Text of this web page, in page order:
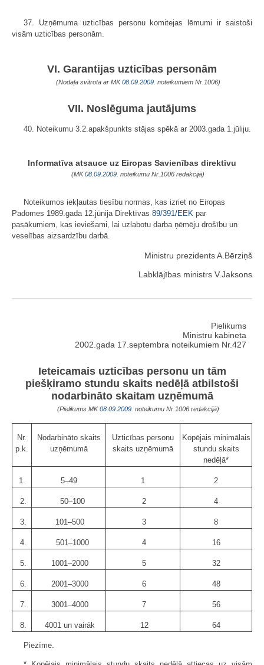
37. Uzņēmuma uzticības personu komitejas lēmumi ir saistoši
visām uzticības personām.
VI. Garantijas uzticības personām
(Nodaļa svītrota ar MK08.09.2009. noteikumiem Nr.1006)
VII. Noslēguma jautājums
40. Noteikumu 3.2.apakšpunkts stājas spēkā ar 2003.gada 1.jūliju.
Informatīva atsauce uz Eiropas Savienības direktīvu
(MK08.09.2009. noteikumu Nr.1006 redakcijā)
Noteikumos iekļautas tiesību normas, kas izriet no Eiropas
Padomes 1989.gada 12.jūnija Direktīvas 89/391/EEK par
pasākumiem, kas ieviešami, lai uzlabotu darba ņēmēju drošību un
veselības aizsardzību darbā.
Ministru prezidents A.Bērziņš
Labklājības ministrs V.Jaksons
Pielikums
Ministru kabineta
2002.gada 17.septembra noteikumiem Nr.427
Ieteicamais uzticības personu un tām
piešķiramo stundu skaits nedēļā atbilstoši
nodarbināto skaitam uzņēmumā
(Pielikums MK08.09.2009. noteikumu Nr.1006 redakcijā)
Nr.
p.k.
Nodarbināto skaits
uzņēmumā
Uzticības personu
skaits uzņēmumā
Kopējais minimālais
stundu skaits
nedēļā*
1. 5–49 1 2
2. 50–100 2 4
3. 101–500 3 8
4. 501–1000 4 16
5. 1001–2000 5 32
6. 2001–3000 6 48
7. 3001–4000 7 56
8. 4001 un vairāk 12 64
Piezīme.